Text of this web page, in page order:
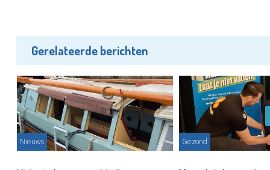
Gerelateerde berichten
Nieuws Gezond